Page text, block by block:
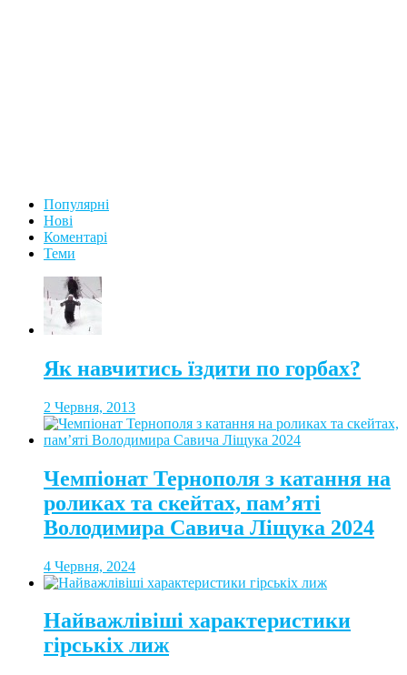
Популярні
Нові
Коментарі
Теми
Як навчитись їздити по горбах?
2 Червня, 2013
Чемпіонат Тернополя з катання на
роликах та скейтах, пам’яті
Володимира Савича Ліщука 2024
4 Червня, 2024
Найважлівіші характеристики
гірськіх лиж